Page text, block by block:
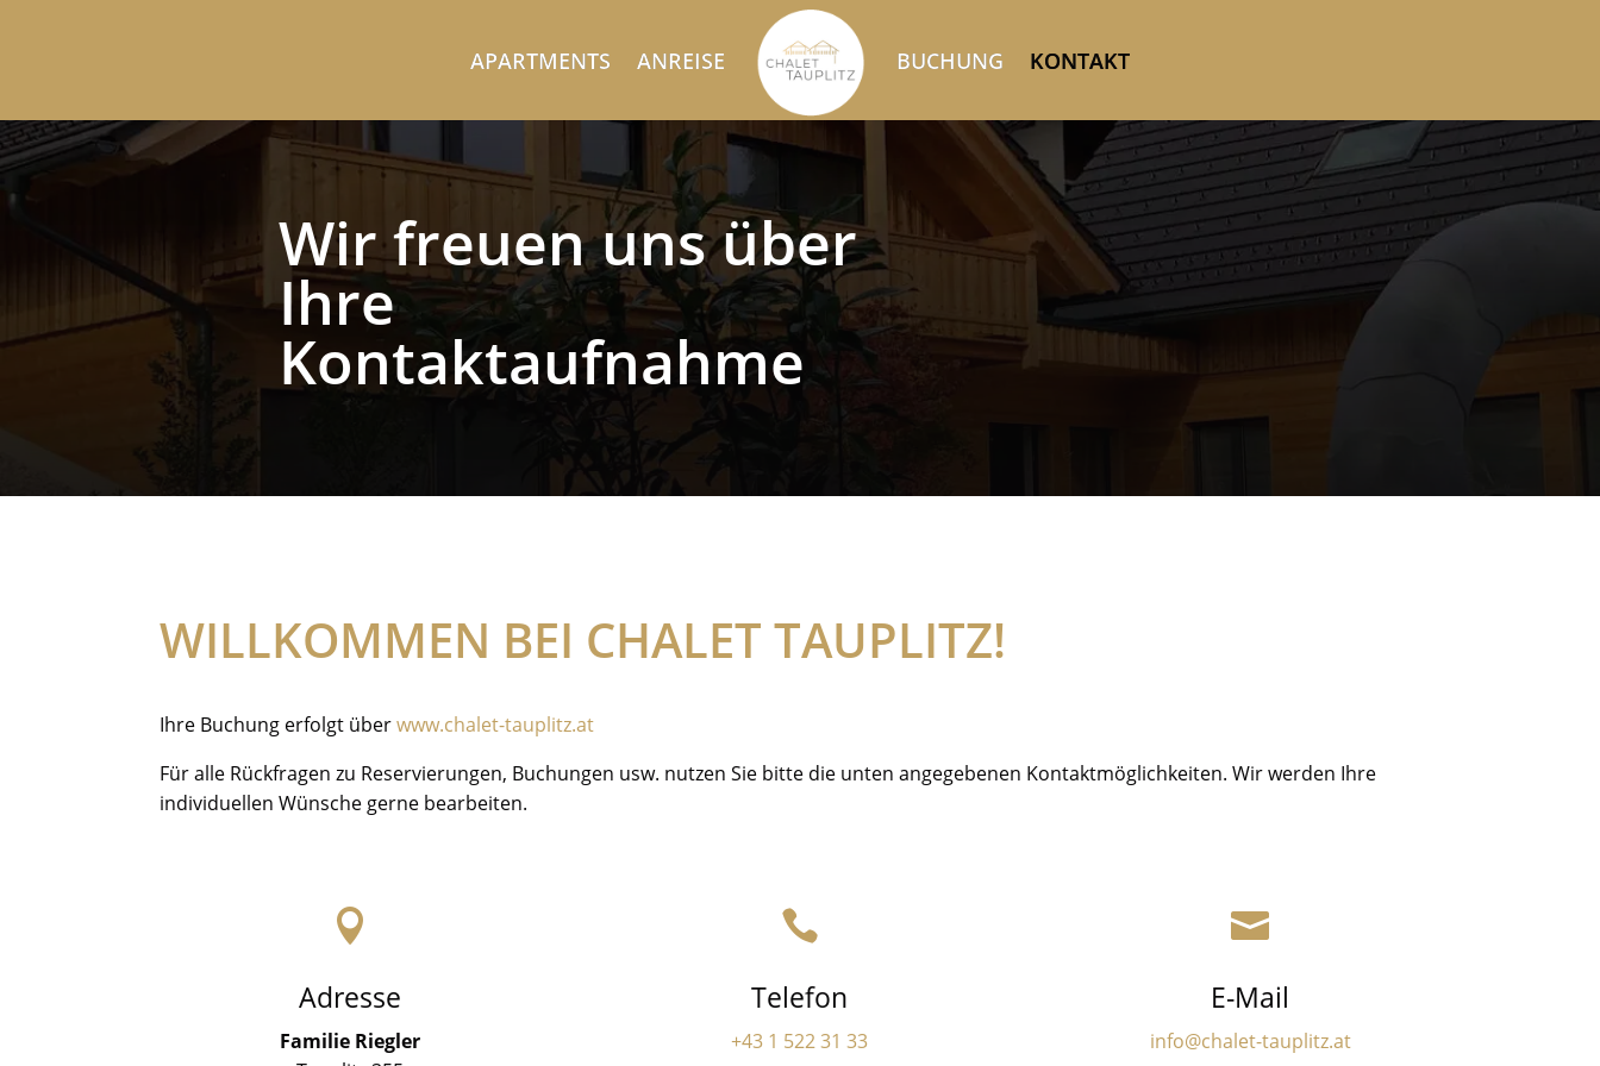
APARTMENTS ANREISE BUCHUNG KONTAKT
Wir freuen uns über
Ihre
Kontaktaufnahme
WILLKOMMEN BEI CHALET TAUPLITZ!
Ihre Buchung erfolgt überwww.chalet-tauplitz.at
Für alle Rückfragen zu Reservierungen, Buchungen usw. nutzen Sie bitte die unten angegebenen Kontaktmöglichkeiten. Wir werden Ihre
individuellen Wünsche gerne bearbeiten.

Adresse
Familie Riegler

Telefon
+43 1 522 31 33

E-Mail
info@chalet-tauplitz.at